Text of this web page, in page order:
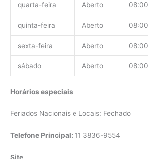
quarta-feira Aberto 08:00
quinta-feira Aberto 08:00
sexta-feira Aberto 08:00
sábado Aberto 08:00
Horários especiais
Feriados Nacionais e Locais: Fechado
Telefone Principal: 11 3836-9554
Site